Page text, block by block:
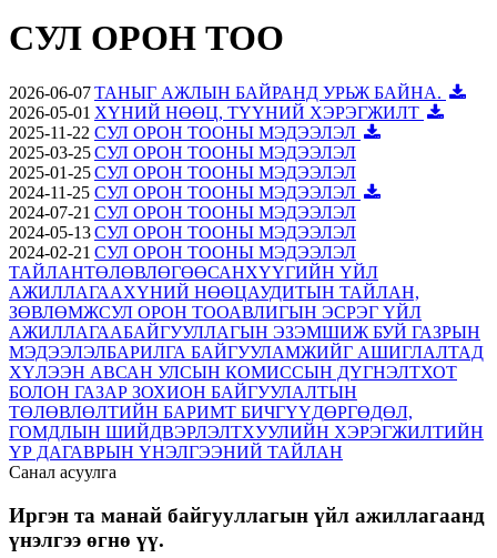
СУЛ ОРОН ТОО
2026-06-07ТАНЫГ АЖЛЫН БАЙРАНД УРЬЖ БАЙНА.
2026-05-01 ХҮНИЙ НӨӨЦ, ТҮҮНИЙ ХЭРЭГЖИЛТ
2025-11-22 СУЛ ОРОН ТООНЫ МЭДЭЭЛЭЛ
2025-03-25СУЛ ОРОН ТООНЫ МЭДЭЭЛЭЛ
2025-01-25СУЛ ОРОН ТООНЫ МЭДЭЭЛЭЛ
2024-11-25 СУЛ ОРОН ТООНЫ МЭДЭЭЛЭЛ
2024-07-21 СУЛ ОРОН ТООНЫ МЭДЭЭЛЭЛ
2024-05-13СУЛ ОРОН ТООНЫ МЭДЭЭЛЭЛ
2024-02-21 СУЛ ОРОН ТООНЫ МЭДЭЭЛЭЛ
ТАЙЛАНТӨЛӨВЛӨГӨӨСАНХҮҮГИЙН ҮЙЛ
АЖИЛЛАГААХҮНИЙ НӨӨЦАУДИТЫН ТАЙЛАН,
ЗӨВЛӨМЖСУЛ ОРОН ТООАВЛИГЫН ЭСРЭГ ҮЙЛ
АЖИЛЛАГААБАЙГУУЛЛАГЫН ЭЗЭМШИЖ БУЙ ГАЗРЫН
МЭДЭЭЛЭЛБАРИЛГА БАЙГУУЛАМЖИЙГ АШИГЛАЛТАД
ХҮЛЭЭН АВСАН УЛСЫН КОМИССЫН ДҮГНЭЛТХОТ
БОЛОН ГАЗАР ЗОХИОН БАЙГУУЛАЛТЫН
ТӨЛӨВЛӨЛТИЙН БАРИМТ БИЧГҮҮДӨРГӨДӨЛ,
ГОМДЛЫН ШИЙДВЭРЛЭЛТХУУЛИЙН ХЭРЭГЖИЛТИЙН
ҮР ДАГАВРЫН ҮНЭЛГЭЭНИЙ ТАЙЛАН
Санал асуулга
Иргэн та манай байгууллагын үйл ажиллагаанд
үнэлгээ өгнө үү.